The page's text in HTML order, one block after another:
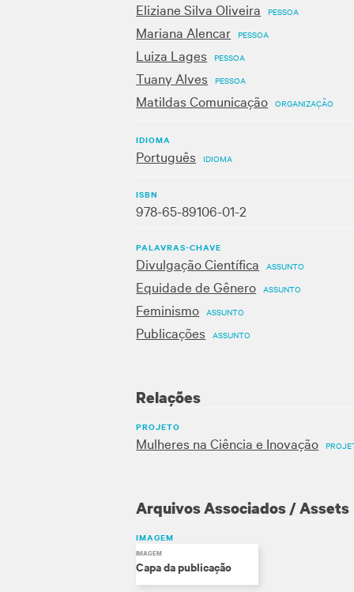
Eliziane Silva Oliveira PESSOA
Mariana Alencar PESSOA
Luiza Lages PESSOA
Tuany Alves PESSOA
Matildas Comunicação ORGANIZAÇÃO
IDIOMA
Português IDIOMA
ISBN
978-65-89106-01-2
PALAVRAS-CHAVE
Divulgação Científica ASSUNTO
Equidade de Gênero ASSUNTO
Feminismo ASSUNTO
Publicações ASSUNTO
Relações
PROJETO
Mulheres na Ciência e Inovação
Arquivos Associados / Assets
IMAGEM
IMAGEM
Capa da publicação